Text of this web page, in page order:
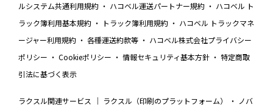
ルシステム共通利用規約
ハコベル運送パートナー規約
ハコベル ト
ラック簿利用基本規約
トラック簿利用規約
ハコベル トラックマネ
ージャー利用規約
各種運送約款等
ハコベル株式会社プライバシー
ポリシー
Cookieポリシー 情報セキュリティ基本方針
特定商取
引法に基づく表示
ラクスル関連サービス ラクスル（印刷のプラットフォーム） ノバ